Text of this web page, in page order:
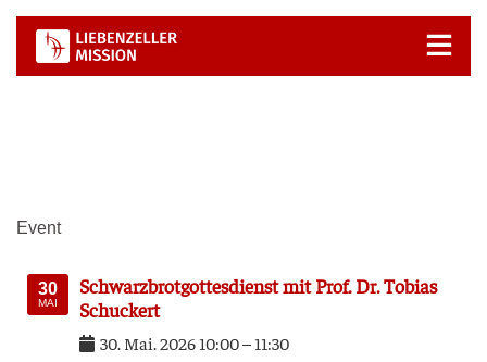
Zum
Inhalt
springen
Event
30
MAI
Schwarz­brot­got­tes­dienst mit Prof. Dr. Tobi­as
Schuckert
30. Mai.202610:00–11:30